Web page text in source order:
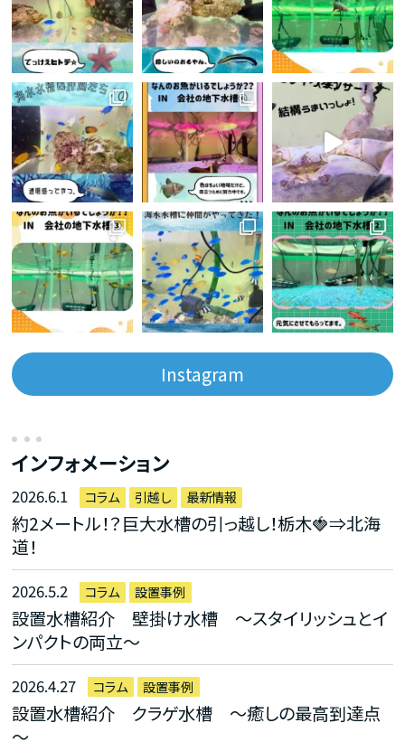
Instagram
インフォメーション
2026.6.1 コラム 引越し 最新情報
約2メートル！？巨大水槽の引っ越し！栃木🍓⇒北海
道！
2026.5.2 コラム 設置事例
設置水槽紹介 壁掛け水槽 ～スタイリッシュとイ
ンパクトの両立～
2026.4.27 コラム 設置事例
設置水槽紹介 クラゲ水槽 ～癒しの最高到達点
～